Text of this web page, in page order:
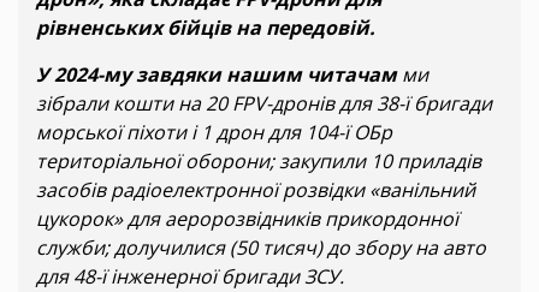
рівненських бійців на передовій.
У 2024-му завдяки нашим читачамми
зібрали кошти на 20 FPV-дронів для 38-ї бригади
морської піхоти і 1 дрон для 104-ї ОБр
територіальної оборони; закупили 10 приладів
засобів радіоелектронної розвідки «ванільний
цукорок» для аеророзвідників прикордонної
служби; долучилися (50 тисяч) до збору на авто
для 48-ї інженерної бригади ЗСУ.